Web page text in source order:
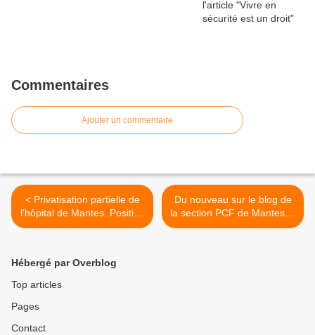
Commentaires
Ajouter un commentaire
< Privatisation partielle de
l'hôpital de Mantes. Position
scandaleuse de la ministre
Du nouveau sur le blog de
la section PCF de Mantes la
Jolie >
Hébergé par Overblog
Top articles
Pages
Contact